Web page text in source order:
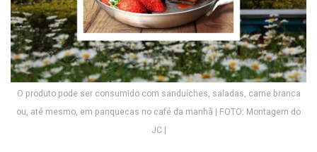
O produto pode ser consumido com sanduíches, saladas, carne branca
ou, até mesmo, em panquecas no café da manhã | FOTO: Montagem do
JC |